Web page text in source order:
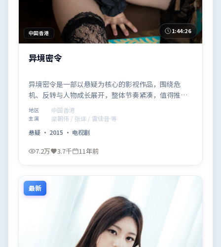
中国香港 1:44:26
异境密令
异境密令是一部以悬疑为核心的影视作品，围绕危
机、反转与人物成长展开，整体节奏紧凑，值得推荐
观看。
地区 中国香港
主演
梁朝伟 / 张译 / 雷佳音 等
悬疑 · 2015 · 电视剧
7.2万 3.7千 11年前
最新